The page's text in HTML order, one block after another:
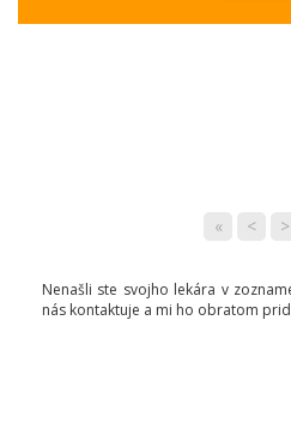
« < >
Nenašli ste svojho lekára v
nás kontaktuje a mi ho obratom